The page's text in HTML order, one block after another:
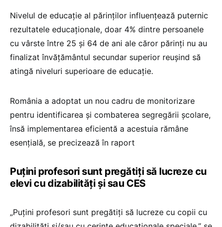
Nivelul de educație al părinților influențează puternic
rezultatele educaționale, doar 4% dintre persoanele
cu vârste între 25 și 64 de ani ale căror părinți nu au
finalizat învățământul secundar superior reușind să
atingă niveluri superioare de educație.
România a adoptat un nou cadru de monitorizare
pentru identificarea și combaterea segregării școlare,
însă implementarea eficientă a acestuia rămâne
esențială, se precizează în raport
Puțini profesori sunt pregătiți să lucreze cu
elevi cu dizabilități și sau CES
„Puțini profesori sunt pregătiți să lucreze cu copii cu